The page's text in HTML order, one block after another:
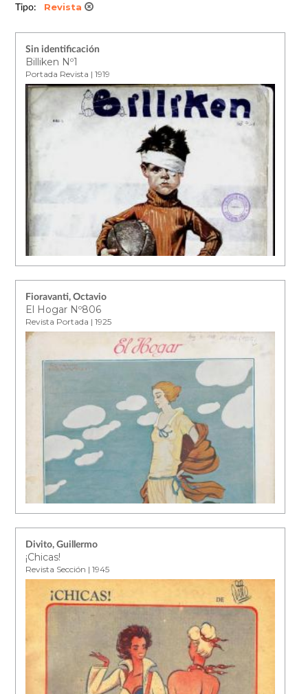
Tipo: Revista
Sin identificación
Billiken Nº1
Portada Revista | 1919
Fioravanti, Octavio
El Hogar Nº806
Revista Portada | 1925
Divito, Guillermo
¡Chicas!
Revista Sección | 1945